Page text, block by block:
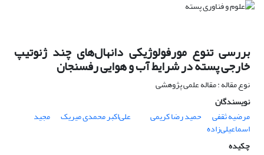
بررسی تنوع مورفولوژیکی دانهال‌های چند ژنوتیپ
خارجی پسته در شرایط آب و هوایی رفسنجان
نوع مقاله : مقاله علمی پژوهشی
نویسندگان
مرضیه ثقفی
حمید رضا کریمی علی‌اکبر محمدی میریک مجید
اسماعیلی‌زاده
چکیده